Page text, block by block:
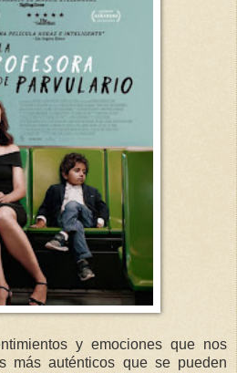
y emociones que nos
más auténticos que se pueden